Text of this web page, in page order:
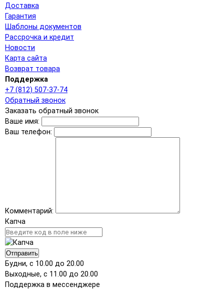
Доставка
Гарантия
Шаблоны документов
Рассрочка и кредит
Новости
Карта сайта
Возврат товара
Поддержка
+7 (812) 507-37-74
Обратный звонок
Заказать обратный звонок
Ваше имя:
Ваш телефон:
Комментарий:
Капча
Отправить
Будни, с 10.00 до 20.00
Выходные, с 11.00 до 20.00
Поддержка в мессенджере